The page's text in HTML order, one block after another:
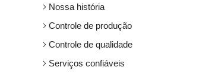
Nossa história
Controle de produção
Controle de qualidade
Serviços confiáveis